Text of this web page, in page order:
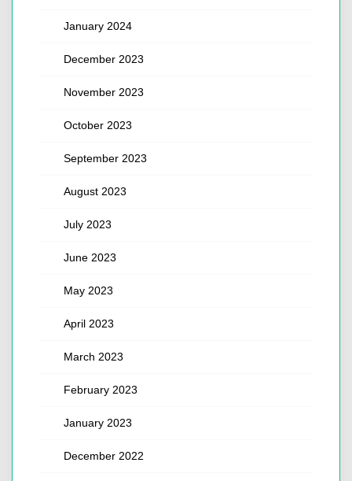
January 2024
December 2023
November 2023
October 2023
September 2023
August 2023
July 2023
June 2023
May 2023
April 2023
March 2023
February 2023
January 2023
December 2022